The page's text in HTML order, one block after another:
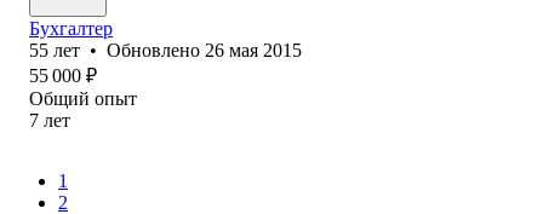
Бухгалтер
55 лет • Обновлено 26 мая 2015
55 000 ₽
Общий опыт
7 лет
1
2